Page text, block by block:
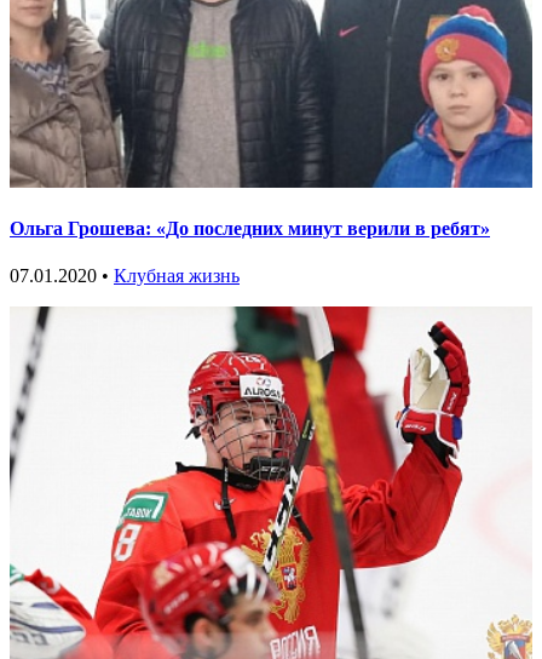
Ольга Грошева: «До последних минут верили в ребят»
07.01.2020 • Клубная жизнь